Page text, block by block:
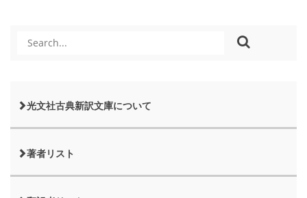
光文社古典新訳文庫について
著者リスト